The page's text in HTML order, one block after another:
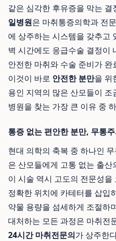
같은 심각한 후유증을 막는
일병원은 마취통증의학과 전
에 상주하는 시스템을 갖추고
벽 시간에도 응급수술 결정이
안전한 마취와 수술 준비가
이것이 바로 안전한 분만을 위
용인 지역의 많은 산모들이
병원을 찾는 가장 큰 이유 중
통증 없는 편안한 분만, 무통
현대 의학의 축복 중 하나인
은 산모들에게 고통 없는 출
이 시술 역시 고도의 전문성
정확한 위치에 카테터를 삽입
약물 용량을 섬세하게 조절하
대처하는 모든 과정은 마취전
24시간 마취전문의가 상주한